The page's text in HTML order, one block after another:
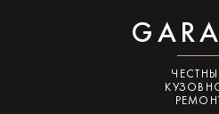
РЕМОНТ